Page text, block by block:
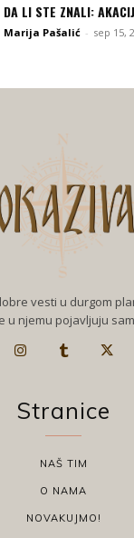
DA LI STE ZNALI:
Marija Pašalić - sep 15,
vesti u durgom
u njemu pojavljuju
Stranice
NAŠ TIM
O NAMA
NOVAKUJMO!